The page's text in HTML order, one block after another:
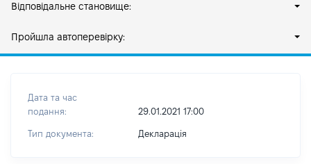
Відповідальне становище:
Пройшла автоперевірку:
Дата та час
подання:
29.01.2021 17:00
Тип документа: Декларація